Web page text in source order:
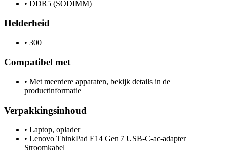
• DDR5 (SODIMM)
Helderheid
• 300
Compatibel met
• Met meerdere apparaten, bekijk details in de
productinformatie
Verpakkingsinhoud
• Laptop, oplader
• Lenovo ThinkPad E14 Gen 7 USB‑C-ac‑adapter
Stroomkabel